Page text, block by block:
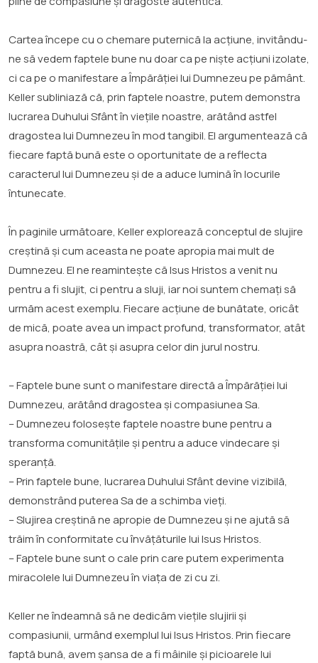
Cartea începe cu o chemare puternică la acțiune, invitându-
ne să vedem faptele bune nu doar ca pe niște acțiuni izolate,
ci ca pe o manifestare a Împărăției lui Dumnezeu pe pământ.
Keller subliniază că, prin faptele noastre, putem demonstra
lucrarea Duhului Sfânt în viețile noastre, arătând astfel
dragostea lui Dumnezeu în mod tangibil. El argumentează că
fiecare faptă bună este o oportunitate de a reflecta
caracterul lui Dumnezeu și de a aduce lumină în locurile
întunecate.
În paginile următoare, Keller explorează conceptul de slujire
creștină și cum aceasta ne poate apropia mai mult de
Dumnezeu. El ne reamintește că Isus Hristos a venit nu
pentru a fi slujit, ci pentru a sluji, iar noi suntem chemați să
urmăm acest exemplu. Fiecare acțiune de bunătate, oricât
de mică, poate avea un impact profund, transformator, atât
asupra noastră, cât și asupra celor din jurul nostru.
– Faptele bune sunt o manifestare directă a Împărăției lui
Dumnezeu, arătând dragostea și compasiunea Sa.
– Dumnezeu folosește faptele noastre bune pentru a
transforma comunitățile și pentru a aduce vindecare și
speranță.
– Prin faptele bune, lucrarea Duhului Sfânt devine vizibilă,
demonstrând puterea Sa de a schimba vieți.
– Slujirea creștină ne apropie de Dumnezeu și ne ajută să
trăim în conformitate cu învățăturile lui Isus Hristos.
– Faptele bune sunt o cale prin care putem experimenta
miracolele lui Dumnezeu în viața de zi cu zi.
Keller ne îndeamnă să ne dedicăm viețile slujirii și
compasiunii, urmând exemplul lui Isus Hristos. Prin fiecare
faptă bună, avem șansa de a fi mâinile și picioarele lui